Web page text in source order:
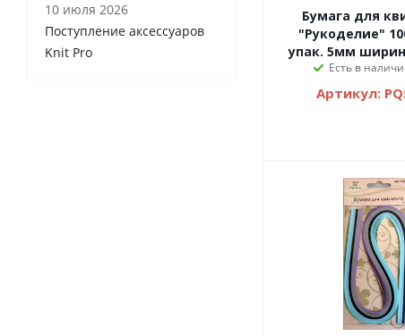
Бумага для квиллинга
"Рукоделие"
упак. 5мм
Есть в
Артикул:
10 июля 2026
Поступление аксессуаров
Knit Pro